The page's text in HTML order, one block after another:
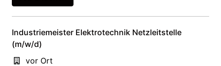
Industriemeister Elektrotechnik Netzleitstelle
(m/w/d)
vor Ort